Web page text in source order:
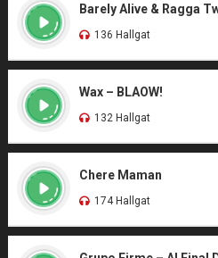
Barely Alive & Ragga
136 Hallgat
Wax – BLAOW!
132 Hallgat
Chere Maman
174 Hallgat